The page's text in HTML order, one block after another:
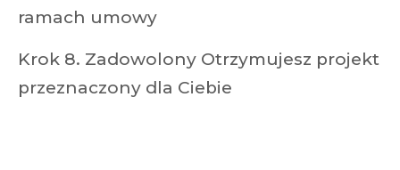
ramach umowy
Krok 8. Zadowolony Otrzymujesz projekt
przeznaczony dla Ciebie